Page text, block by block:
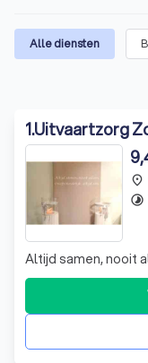
Alle diensten
1.Uitvaartzorg
Altijd samen, nooit
place
timelapse